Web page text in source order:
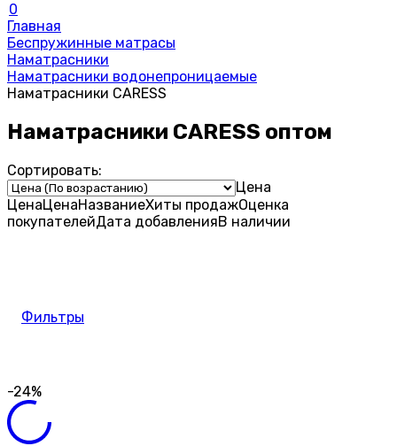
0
Главная
Беспружинные матрасы
Наматрасники
Наматрасники водонепроницаемые
Наматрасники CARESS
Наматрасники CARESS оптом
Сортировать:
Цена
ЦенаЦенаНазваниеХиты продажОценка
покупателейДата добавленияВ наличии
Фильтры
-24%